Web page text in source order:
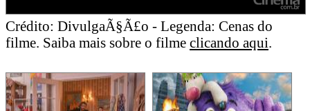
Crédito: DivulgaÃ§Ã£o - Legenda: Cenas do
filme. Saiba mais sobre o filme clicando aqui.